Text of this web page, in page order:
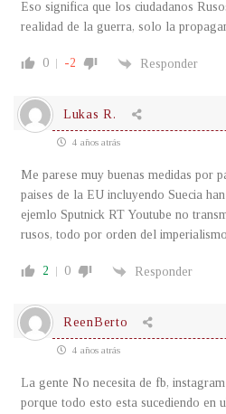
Eso significa que los ciudadanos
realidad de la guerra, solo la
0 -2 Responder
Lukas R.
4 años atrás
Me parese muy buenas medidas por
paises de la EU incluyendo Suecia
ejemlo Sputnick RT Youtube no
rusos, todo por orden del
2 0 Responder
ReenBerto
4 años atrás
La gente No necesita de fb,
porque todo esto esta sucediendo